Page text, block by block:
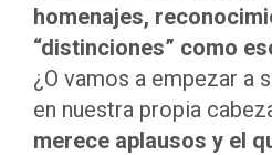
homenajes,
“distinciones” como
¿O vamos a empezar a
en nuestra propia
merece aplausos y el